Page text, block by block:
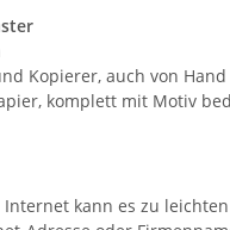
Kopierer, auch von
komplett mit Motiv
kann es zu